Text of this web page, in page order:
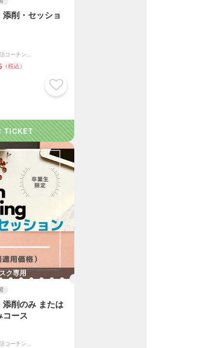
添削・セッショ
初心者オンライン英語コーチング|English Coaching Academy Tokyo
（税込）
ク専用
添削のみ または
コース
初心者オンライン英語コーチング|English Coaching Academy Tokyo